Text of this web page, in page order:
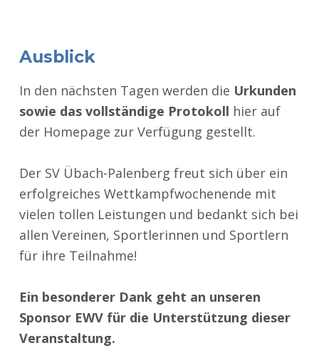
Ausblick
In den nächsten Tagen werden die Urkunden
sowie das vollständige Protokoll hier auf
der Homepage zur Verfügung gestellt.
Der SV Übach-Palenberg freut sich über ein
erfolgreiches Wettkampfwochenende mit
vielen tollen Leistungen und bedankt sich bei
allen Vereinen, Sportlerinnen und Sportlern
für ihre Teilnahme!
Ein besonderer Dank geht an unseren
Sponsor EWV für die Unterstützung dieser
Veranstaltung.